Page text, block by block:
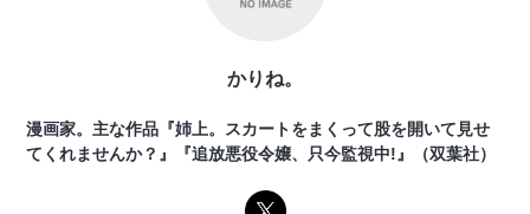
かりね。
漫画家。主な作品『姉上。スカートをまくって股を開いて見せ
てくれませんか？』『追放悪役令嬢、只今監視中!』（双葉社）